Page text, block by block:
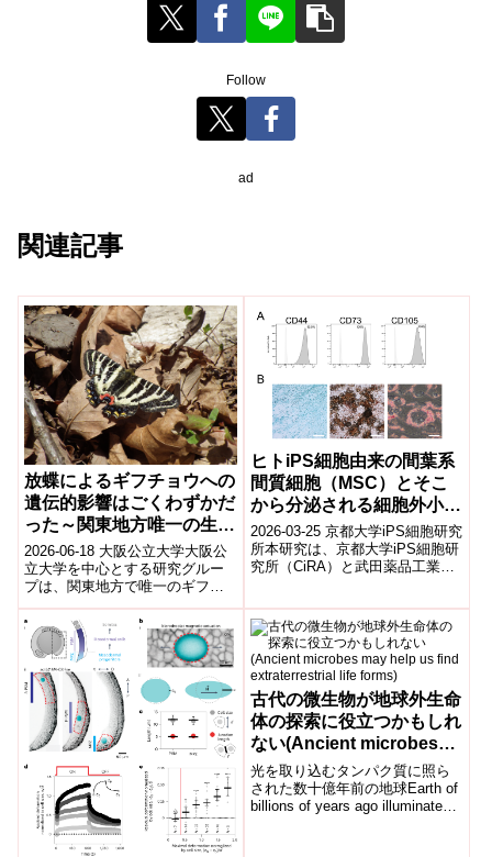
Follow
ad
関連記事
放蝶によるギフチョウへの
遺伝的影響はごくわずかだ
った～関東地方唯一の生息
地で遺伝解析を実施～
2026-06-18 大阪公立大学大阪公
立大学を中心とする研究グルー
プは、関東地方で唯一のギフチ
ョウ生息地である神奈川県石砂
山において、過去に行われた放
蝶が個体...
ヒトiPS細胞由来の間葉系
間質細胞（MSC）とそこ
から分泌される細胞外小胞
は抗炎症・免疫調節能をも
つ ー次世代の細胞療法や
「EV療法」への応用に期
2026-03-25 京都大学iPS細胞研究
所本研究は、京都大学iPS細胞研
究所（CiRA）と武田薬品工業ら
古代の微生物が地球外生命
体の探索に役立つかもしれ
ない(Ancient microbes
may help us find
extraterrestrial life forms)
光を取り込むタンパク質に照ら
された数十億年前の地球Earth of
billions of years ago illuminated